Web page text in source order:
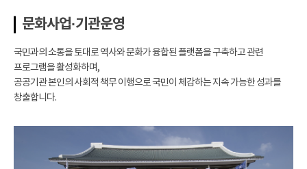
문화사업·기관운영
국민과의 소통을 토대로 역사와 문화가 융합된 플랫폼을 구축하고 관련
프로그램을 활성화하며,
공공기관 본인의 사회적 책무 이행으로 국민이 체감하는 지속 가능한 성과를
창출합니다.